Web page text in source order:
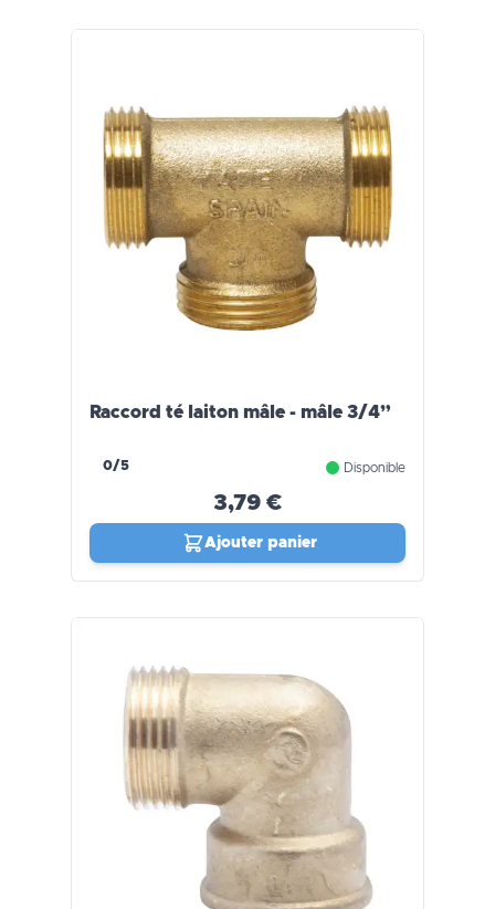
Raccord té laiton mâle - mâle 3/4”
0/5 Disponible
3,79 €
Ajouter panier